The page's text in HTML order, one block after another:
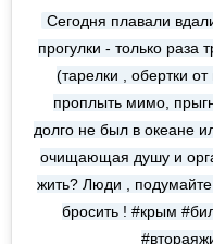
Сегодня плавали
прогулки - только раза
(тарелки , обертки
проплыть мимо,
долго не был в океане
очищающая душу и
жить? Люди ,
бросить ! #крым